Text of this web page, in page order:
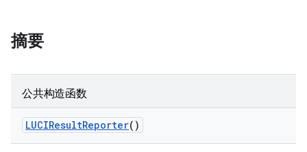
摘要
公共构造函数
LUCIResultReporter()